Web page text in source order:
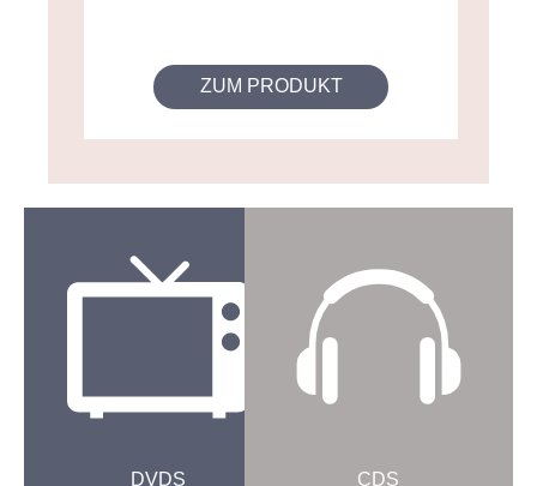
ZUM PRODUKT
DVDS CDS